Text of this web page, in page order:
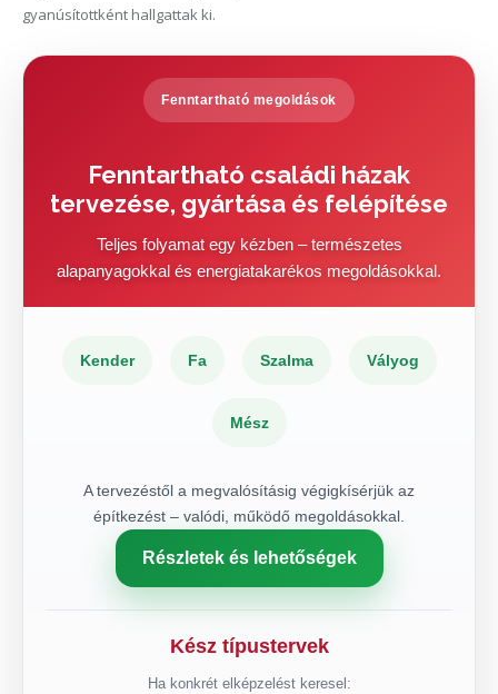
gyanúsítottként hallgattak ki.
Fenntartható megoldások
Fenntartható családi házak
tervezése, gyártása és felépítése
Teljes folyamat egy kézben – természetes
alapanyagokkal és energiatakarékos megoldásokkal.
Kender Fa Szalma Vályog
Mész
A tervezéstől a megvalósításig végigkísérjük az
építkezést – valódi, működő megoldásokkal.
Részletek és lehetőségek
Kész típustervek
Ha konkrét elképzelést keresel: